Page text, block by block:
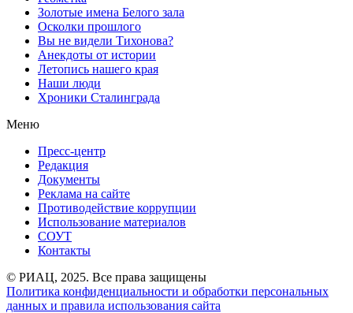
Золотые имена Белого зала
Осколки прошлого
Вы не видели Тихонова?
Анекдоты от истории
Летопись нашего края
Наши люди
Хроники Сталинграда
Меню
Пресс-центр
Редакция
Документы
Реклама на сайте
Противодействие коррупции
Использование материалов
СОУТ
Контакты
© РИАЦ, 2025. Все права защищены
Политика конфиденциальности и обработки персональных
данных и правила использования сайта